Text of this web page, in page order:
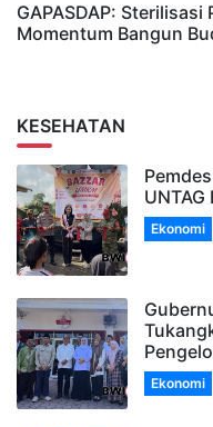
GAPASDAP:
Momentum Bangun
KESEHATAN
Ekonomi
Ekonomi